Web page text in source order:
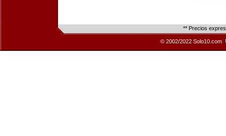
** Precios
© 2002/2022 Solo10.com